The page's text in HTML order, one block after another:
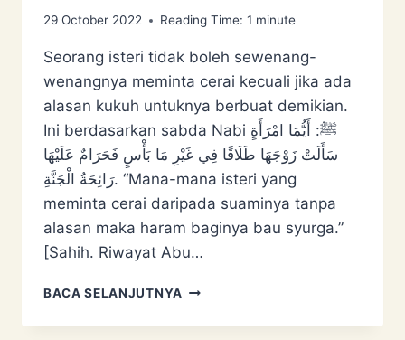
29 October 2022 Reading Time: 1 minute
Seorang isteri tidak boleh sewenang-
wenangnya meminta cerai kecuali jika ada
alasan kukuh untuknya berbuat demikian.
Ini berdasarkan sabda Nabi ﷺ: أَيُّمَا امْرَأَةٍ
سَأَلَتْ زَوْجَهَا طَلَاقًا فِي ‌غَيْرِ ‌مَا ‌بَأْسٍ فَحَرَامٌ عَلَيْهَا
رَائِحَةُ الْجَنَّةِ. “Mana-mana isteri yang
meminta cerai daripada suaminya tanpa
alasan maka haram baginya bau syurga.”
[Sahih. Riwayat Abu…
BACA SELANJUTNYA ISTERI
MUDAH